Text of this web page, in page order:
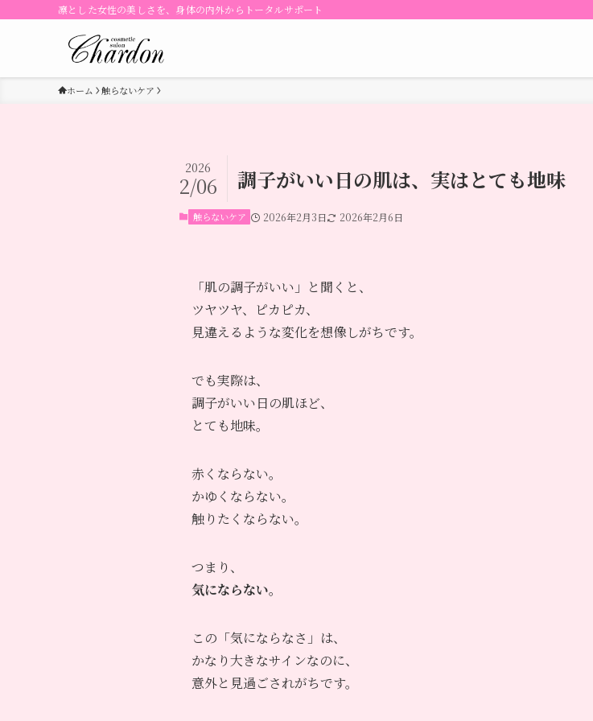
凛とした女性の美しさを、身体の内外からトータルサポート
ホーム 触らないケア
調子がいい日の肌は、実はとても地味
2026
2/06
触らないケア 2026年2月3日 2026年2月6日
「肌の調子がいい」と聞くと、
ツヤツヤ、ピカピカ、
見違えるような変化を想像しがちです。
でも実際は、
調子がいい日の肌ほど、
とても地味。
赤くならない。
かゆくならない。
触りたくならない。
つまり、
気にならない。
この「気にならなさ」は、
かなり大きなサインなのに、
意外と見過ごされがちです。